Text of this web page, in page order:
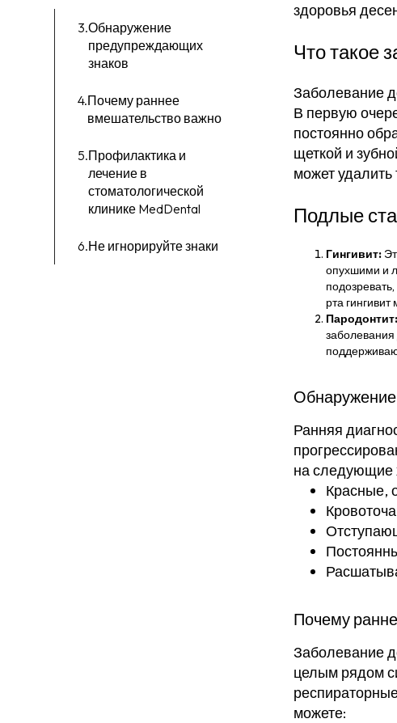
Обнаружение
предупреждающих
знаков
Почему раннее
вмешательство важно
Профилактика и
лечение в
стоматологической
клинике MedDental
Не игнорируйте знаки
здоровья
Что такое
Заболевание
В первую
постоянно
щеткой и
может удалить
Подлые
Гингивит:
опухшими и
рта
Пародонтит:
заболевания
Ранняя
на следующие
Красные,
Почему
Заболевание
целым рядом
можете: